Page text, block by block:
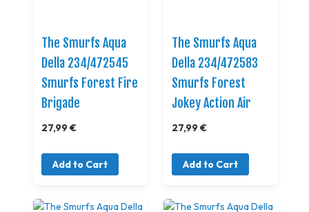
The Smurfs Aqua
Della 234/472545
Smurfs Forest Fire
Brigade
27,99 €
Add to Cart
The Smurfs Aqua
Della 234/472583
Smurfs Forest
Jokey Action Air
27,99 €
Add to Cart